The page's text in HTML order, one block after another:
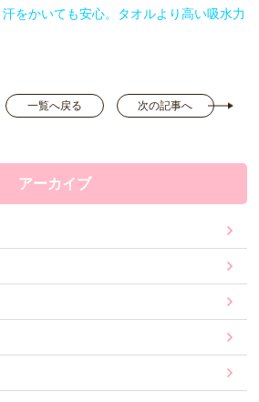
をかいても安心。タオルより高い吸水力
一覧へ戻る 次の記事へ
アーカイブ